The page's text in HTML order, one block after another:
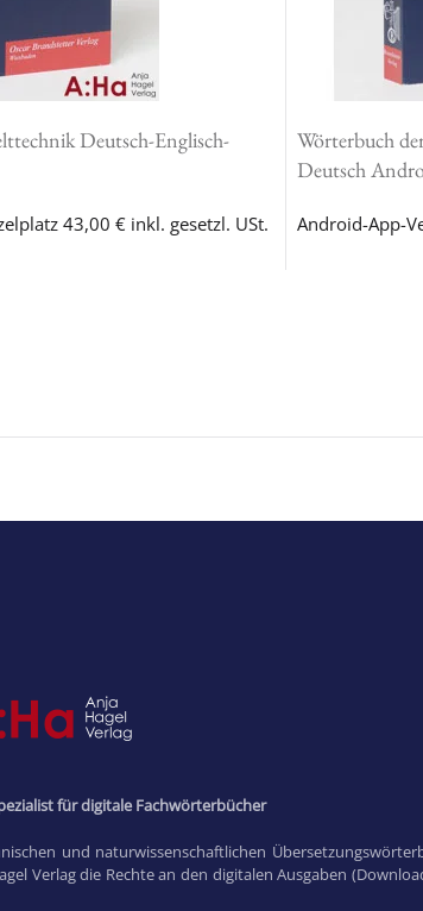
Deutsch-Englisch-
43,00 € inkl. gesetzl. USt.
Wörterbuch
Deutsch
Android-App-
für digitale Fachwörterbücher
und naturwissenschaftlichen
Verlag die Rechte an den digitalen Ausgaben